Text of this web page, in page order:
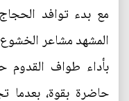
مع بدء توافد
المشهد مشاعر الخشوع
بأداء طواف القدوم